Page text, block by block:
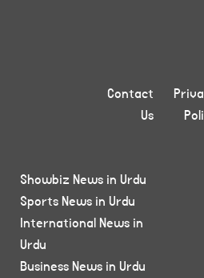
Contact
Us
Showbiz News in Urdu
Sports News in Urdu
International News in
Urdu
Business News in Urdu